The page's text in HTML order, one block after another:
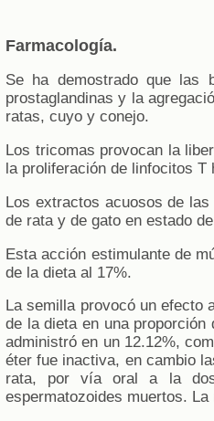
Farmacología.
Se ha demostrado que
prostaglandinas y la
ratas, cuyo y conejo.
Los tricomas provocan la
la proliferación de linfocitos T
Los extractos acuosos de
de rata y de gato en estado
Esta acción estimulante de
de la dieta al 17%.
La semilla provocó un efecto
de la dieta en una
administró en un 12.12%,
éter fue inactiva, en cambio
rata, por vía oral a la
espermatozoides muertos.